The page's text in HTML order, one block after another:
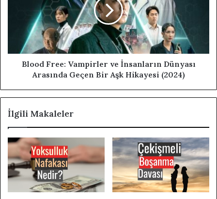
Blood Free: Vampirler ve İnsanların Dünyası
Arasında Geçen Bir Aşk Hikayesi (2024)
İlgili Makaleler